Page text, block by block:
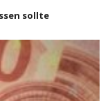
sollte